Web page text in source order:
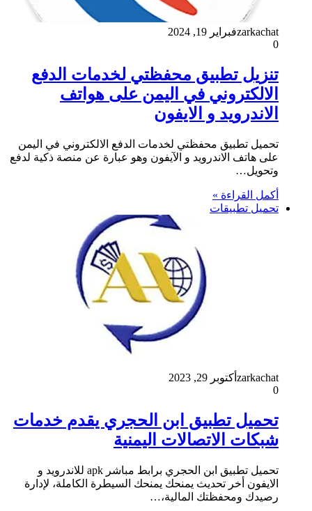
zarkachatفبراير 19, 2024
0
تنزيل تطبيق محفظتي لخدمات الدفع
الالكتروني في اليمن على هواتف
الاندرويد و الايفون
تحميل تطبيق محفظتي لخدمات الدفع الالكتروني في اليمن
على هاتف الاندرويد و الآيفون وهو عبارة عن منصة ذكية لدفع
وتحويل…
أكمل القراءة »
تحميل تطبيقات
zarkachat أكتوبر 29, 2023
0
تحميل تطبيق ابن الحجري يقدم خدمات
شبكات الاتصالات اليمنية
تحميل تطبيق ابن الحجري برابط مباشر apk للاندرويد و
الايفون أخر تحديث يمنحك يمنحك السيطرة الكاملة، لإدارة
رصيدك ومحفظتك المالية،…